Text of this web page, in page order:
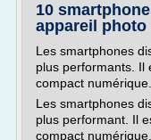
10
appareil photo
Les smartphones
plus performants. Il
compact numérique.
Les smartphones
plus performant. Il
compact